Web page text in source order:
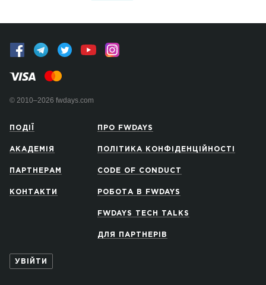
© 2010–2026 fwdays.com
ПОДІЇ
АКАДЕМІЯ
ПАРТНЕРАМ
КОНТАКТИ
ПРО FWDAYS
ПОЛІТИКА КОНФІДЕНЦІЙНОСТІ
CODE OF CONDUCT
РОБОТА В FWDAYS
FWDAYS TECH TALKS
ДЛЯ ПАРТНЕРІВ
УВІЙТИ